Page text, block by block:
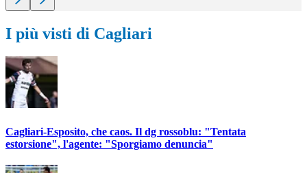
I più visti di Cagliari
Cagliari-Esposito, che caos. Il dg rossoblu: "Tentata
estorsione", l'agente: "Sporgiamo denuncia"